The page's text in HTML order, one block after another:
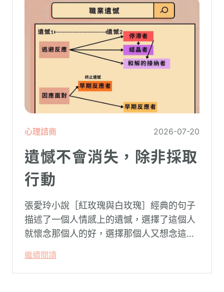
心理諮商 2026-07-20
遺憾不會消失，除非採取
行動
張愛玲小說［紅玫瑰與白玫瑰］經典的句子
描述了一個人情感上的遺憾，選擇了這個人
就懷念那個人的好，選擇那個人又想念這個
繼續閱讀